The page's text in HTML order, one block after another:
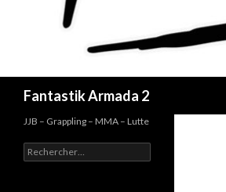
Fantastik Armada 2
JJB – Grappling – MMA – Lutte
Rechercher :